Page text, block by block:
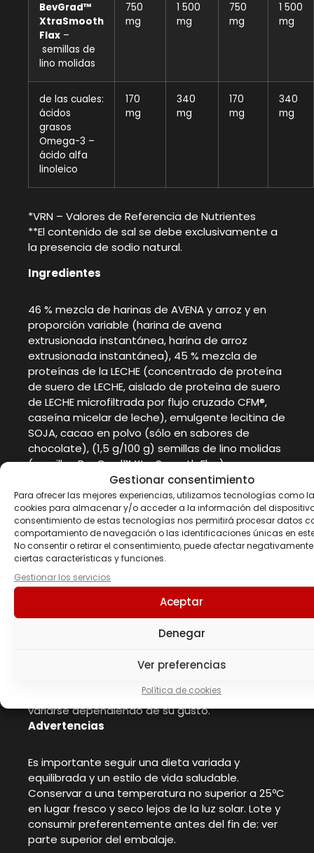
Gestionar consentimiento
Para ofrecer las mejores experiencias, utilizamos tecnologías como
cookies para almacenar y/o acceder a la información del
consentimiento de estas tecnologías nos permitirá procesar datos
comportamiento de navegación o las identificaciones únicas en
No consentir o retirar el consentimiento, puede afectar
ciertas características y funciones.
Gestionar los servicios
Aceptar
Denegar
Ver preferencias
Política de cookies
BevGrad™
XtraSmooth
Flax –
semillas de
lino molidas
750
mg
1 500
mg
750
mg
1 500
mg
de las cuales:
ácidos
grasos
Omega-3 –
ácido alfa
linoleico
170
mg
340
mg
170
mg
340
mg
*VRN – Valores de Referencia de Nutrientes
**El contenido de sal se debe exclusivamente a
la presencia de sodio natural.
Ingredientes
46 % mezcla de harinas de AVENA y arroz y en
proporción variable (harina de avena
extrusionada instantánea, harina de arroz
extrusionada instantánea), 45 % mezcla de
proteínas de la LECHE (concentrado de proteína
de suero de LECHE, aislado de proteína de suero
de LECHE microfiltrada por flujo cruzado CFM®,
caseína micelar de leche), emulgente lecitina de
SOJA, cacao en polvo (sólo en sabores de
chocolate), (1,5 g/100 g) semillas de lino molidas
(semillas BevGrad™ XtraSmooth Flax), aroma,
zumo de remolacha (sólo en sabores fresa-
yogur y frutas del bosque); sal, edulcorantes:
sucralosa, acelsulfamo-K, glicósidos de esteviol.
Dosis recomendada:2 cacitos (50 g)
Instrucciones de uso:1. Batido de Proteínas:
Mezclar 2 cacitos (50 g) con 250 ml de agua o
leche. Mezclar durante 30 segundos con una
batidora manual o eléctrica. 2. Crema de
Proteína: Mezclar 2 cacitos (50 g) con 180 ml de
agua o leche caliente. Mezclar bien con un
tenedor o una varilla hasta conseguir una
de consumir. Se puede endulzar con miel y
y/o frutas. Las cantidades de la mezcla pueden
variarse dependiendo de su gusto.
Advertencias
Es importante seguir una dieta variada y
equilibrada y un estilo de vida saludable.
Conservar a una temperatura no superior a 25ºC
en lugar fresco y seco lejos de la luz solar. Lote y
consumir preferentemente antes del fin de: ver
parte superior del embalaje.